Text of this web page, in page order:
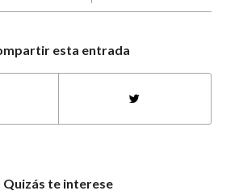
esta entrada
Quizás te interese